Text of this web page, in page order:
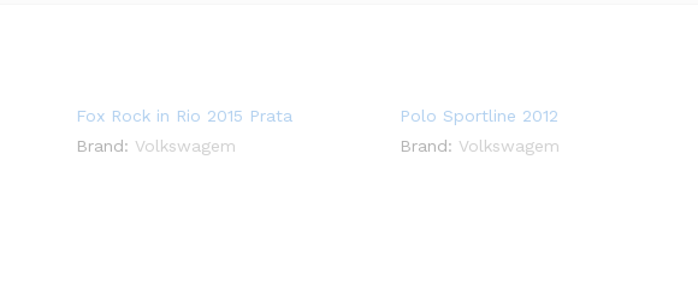
Fox Rock in Rio 2015 Prata
Brand: Volkswagem
Polo Sportline 2012
Brand: Volkswagem